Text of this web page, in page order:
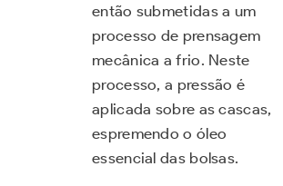
então submetidas a um
processo de prensagem
mecânica a frio. Neste
processo, a pressão é
aplicada sobre as cascas,
espremendo o óleo
essencial das bolsas.